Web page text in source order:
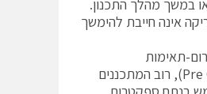
במשך מהלך התכנון.
אינה חייבת להימשך
תאימות
(Pre Compliance), רוב המתכננים